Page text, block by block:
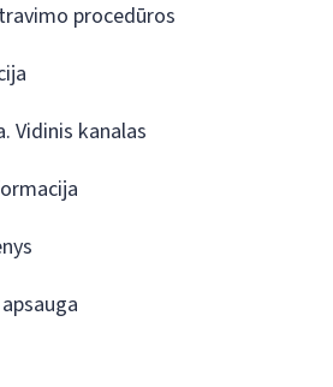
procedūros
Vidinis kanalas